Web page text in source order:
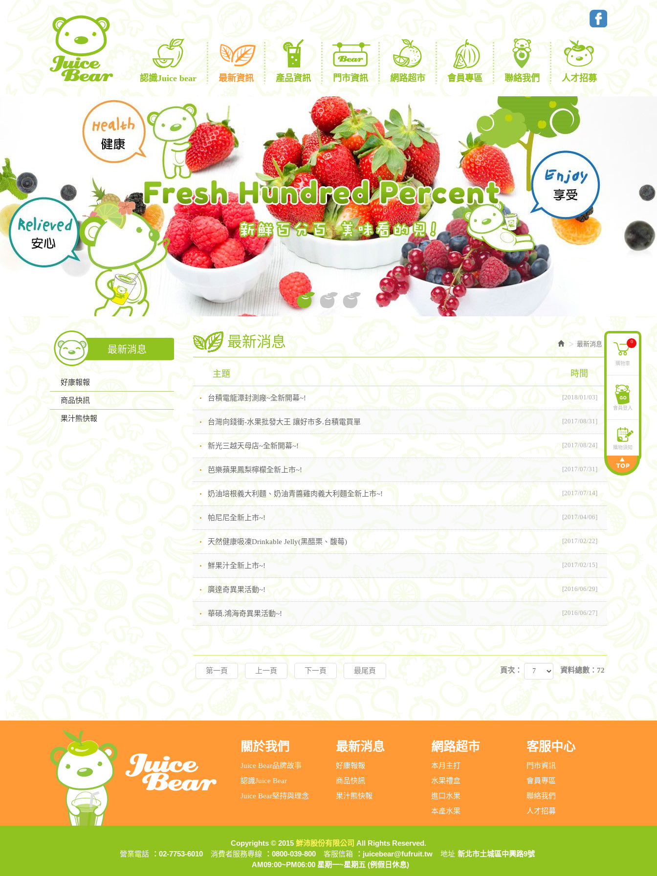
認識Juice bear 最新資訊 產品資訊 門市資訊 網路超市 會員專區 聯絡我們 人才招募
最新消息
好康報報
商品快訊
果汁熊快報
最新消息
最新消息
主題 時間
台積電龍潭封測廠~全新開幕~! [2018/01/03]
台灣向錢衝-水果批發大王 讓好市多.台積電買單 [2017/08/31]
新光三越天母店~全新開幕~! [2017/08/24]
芭樂蘋果鳳梨檸檬全新上市~! [2017/07/31]
奶油培根義大利麵、奶油青醬雞肉義大利麵全新上市~! [2017/07/14]
帕尼尼全新上市~! [2017/04/06]
天然健康吸凍Drinkable Jelly(黑醋栗、馥莓) [2017/02/22]
鮮果汁全新上市~! [2017/02/15]
廣達奇異果活動~! [2016/06/29]
華碩.鴻海奇異果活動~! [2016/06/27]
第一頁 上一頁 下一頁 最尾頁 頁次： 資料總數：72
購物車
0
會員登入
購物須知
關於我們
Juice Bear品牌故事
認識Juice Bear
Juice Bear堅持與理念
最新消息
好康報報
商品快訊
果汁熊快報
網路超市
本月主打
水果禮盒
進口水果
本產水果
客服中心
門市資訊
會員專區
聯絡我們
人才招募
Copyrights © 2015 鮮沛股份有限公司 All Rights Reserved.
營業電話
：02-7753-6010 消費者服務專線 ：0800-039-800 客服信箱 ：juicebear@fufruit.tw 地址 新北市土城區中興路9號
AM09:00~PM06:00 星期一~星期五 (例假日休息)